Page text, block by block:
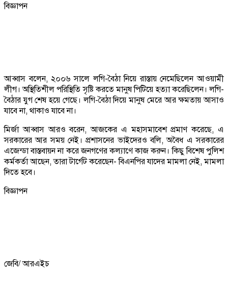
বিজ্ঞাপন
আব্বাস বলেন, ২০০৬ সালে লগি-বৈঠা নিয়ে রাস্তায় নেমেছিলেন আওয়ামী
লীগ। অস্থিতিশীল পরিস্থিতি সৃষ্টি করতে মানুষ পিটিয়ে হত্যা করেছিলেন। লগি-
বৈঠার যুগ শেষ হয়ে গেছে। লগি-বৈঠা দিয়ে মানুষ মেরে আর ক্ষমতায় আসাও
যাবে না, থাকাও যাবে না।
মির্জা আব্বাস আরও বরেন, আজকের এ মহাসমাবেশ প্রমাণ করেছে, এ
সরকারের আর সময় নেই। প্রশাসনের ভাইদেরও বলি, অবৈধ এ সরকারের
এজেন্ডা বাস্তবায়ন না করে জনগণের কল্যাণে কাজ করুন। কিছু বিশেষ পুলিশ
কর্মকর্তা আছেন, তারা টার্গেট করেছেন- বিএনপির যাদের মামলা নেই, মামলা
দিতে হবে।
বিজ্ঞাপন
জেবি/ আরএইচ